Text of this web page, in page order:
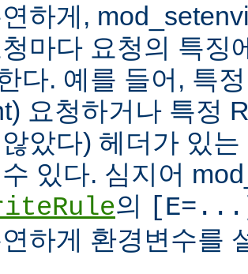
하게,
마다 요청의 특징
다. 예를 들어, 특
요청하거나 특정
았다) 헤더가 있
있다. 심지어
의
하게 환경변수를